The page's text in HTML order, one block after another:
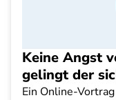
Keine Angst
gelingt der
Ein Online-